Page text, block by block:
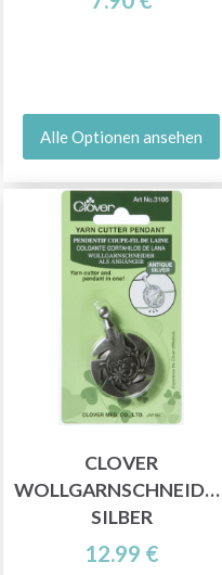
Alle Optionen ansehen
CLOVER
WOLLGARNSCHNEIDER,
SILBER
12.99 €